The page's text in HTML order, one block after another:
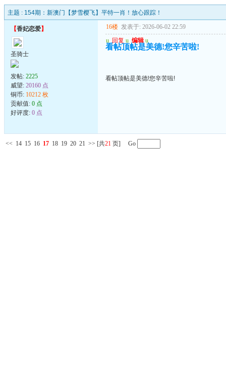
主题 : 154期：新澳门【梦雪樱飞】平特一肖！放心跟踪！
【香妃恋爱】
圣骑士
发帖: 2225
威望: 20160 点
铜币: 10212 枚
贡献值: 0 点
好评度: 0 点
16楼 发表于: 2026-06-02 22:59
u 回复 u 编辑 u
看帖顶帖是美德!您辛苦啦!
看帖顶帖是美德!您辛苦啦!
<< 14 15 16 17 18 19 20 21 >> [共21 页] Go